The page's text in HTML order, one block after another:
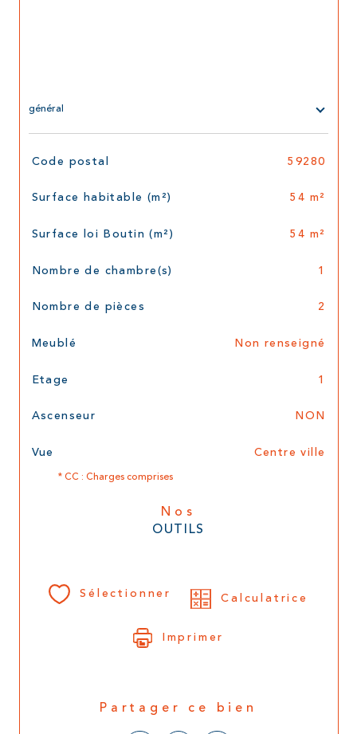
général
TRAD_SIROCCO_Caracteristique
Code postal 59280
Surface habitable (m²) 54 m²
Surface loi Boutin (m²) 54 m²
Nombre de chambre(s) 1
Nombre de pièces 2
Meublé Non renseigné
Etage 1
Ascenseur NON
Vue Centre ville
* CC : Charges comprises
Nos
OUTILS
Sélectionner Calculatrice
Imprimer
Partager ce bien